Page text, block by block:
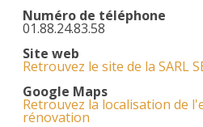
Numéro de téléphone
01.88.24.83.58
Site web
Retrouvez le site de la SARL
Google Maps
Retrouvez la localisation de
rénovation